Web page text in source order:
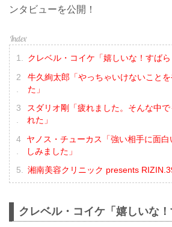
ンタビューを公開！
クレベル・コイケ「嬉しいな！すばら
牛久絢太郎「やっちゃいけないこと
た」
スダリオ剛「疲れました。そんな中
れた」
ヤノス・チューカス「強い相手に面
しみました」
湘南美容クリニック presents
クレベル・コイケ「嬉しいな！